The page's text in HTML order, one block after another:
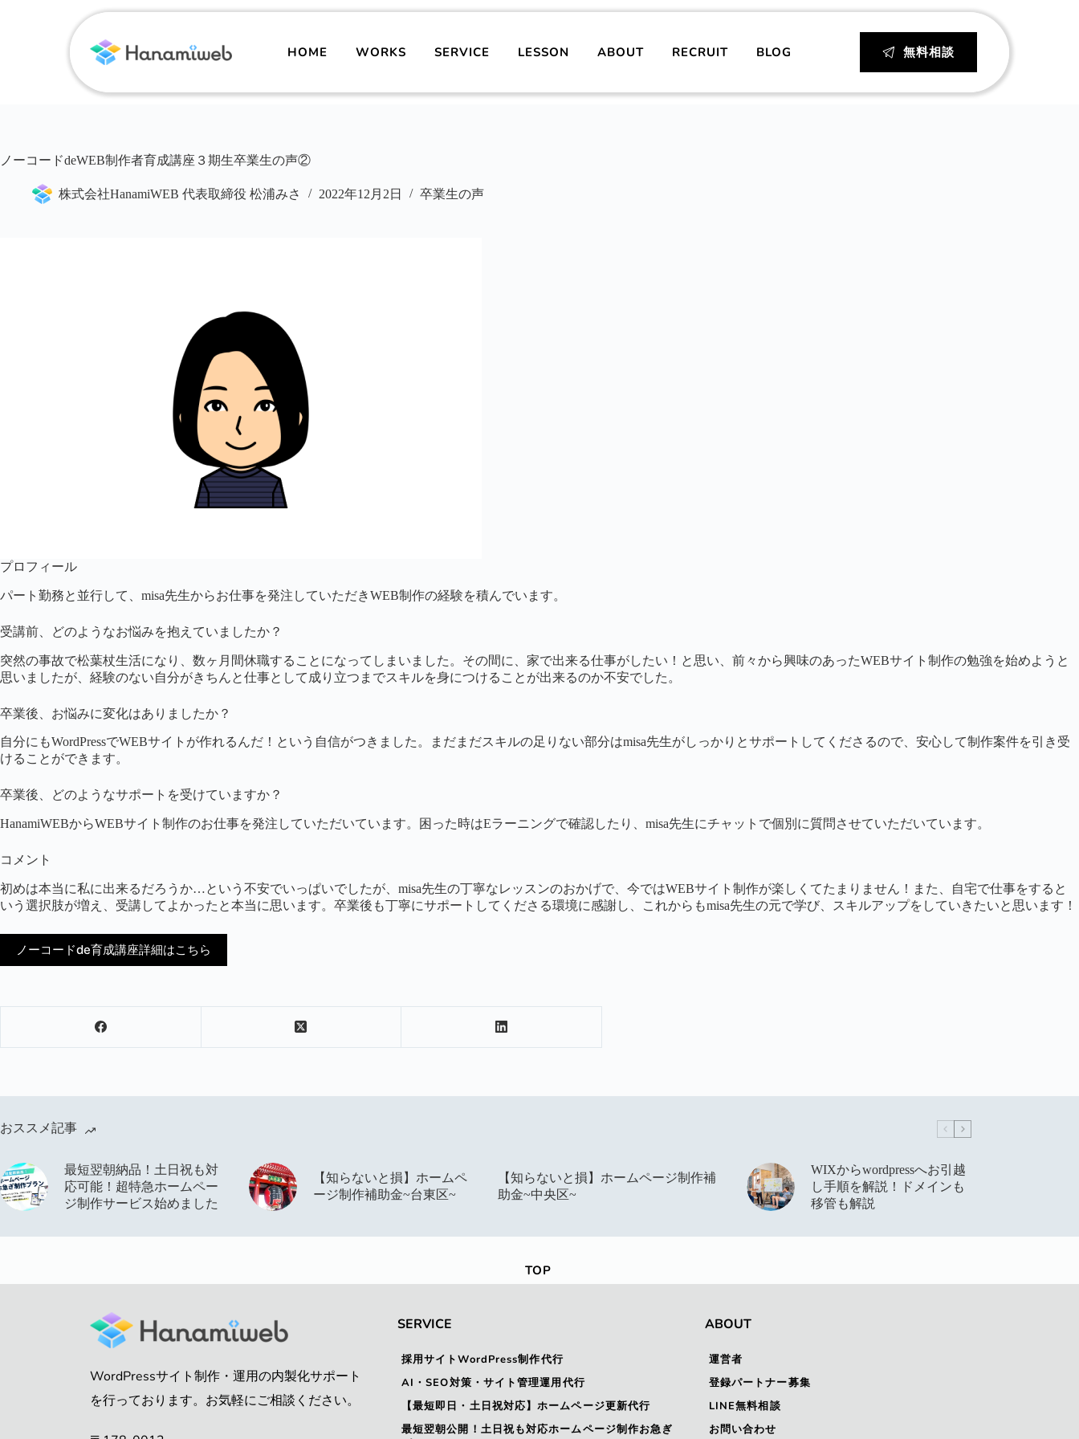
HOME WORKS SERVICE LESSON ABOUT RECRUIT BLOG 無料相談
ノーコードdeWEB制作者育成講座３期生卒業生の声②
株式会社HanamiWEB 代表取締役 松浦みさ 2022年12月2日 卒業生の声
プロフィール
パート勤務と並行して、misa先生からお仕事を発注していただきWEB制作の経験を積んでいます。
受講前、どのようなお悩みを抱えていましたか？
突然の事故で松葉杖生活になり、数ヶ月間休職することになってしまいました。その間に、家で出来る仕事がしたい！と思い、前々から興味のあったWEBサイト制作の勉強を始めようと
思いましたが、経験のない自分がきちんと仕事として成り立つまでスキルを身につけることが出来るのか不安でした。
卒業後、お悩みに変化はありましたか？
自分にもWordPressでWEBサイトが作れるんだ！という自信がつきました。まだまだスキルの足りない部分はmisa先生がしっかりとサポートしてくださるので、安心して制作案件を引き受
けることができます。
卒業後、どのようなサポートを受けていますか？
HanamiWEBからWEBサイト制作のお仕事を発注していただいています。困った時はEラーニングで確認したり、misa先生にチャットで個別に質問させていただいています。
コメント
初めは本当に私に出来るだろうか…という不安でいっぱいでしたが、misa先生の丁寧なレッスンのおかげで、今ではWEBサイト制作が楽しくてたまりません！また、自宅で仕事をすると
いう選択肢が増え、受講してよかったと本当に思います。卒業後も丁寧にサポートしてくださる環境に感謝し、これからもmisa先生の元で学び、スキルアップをしていきたいと思います！
ノーコードde育成講座詳細はこちら
おススメ記事
最短翌朝納品！土日祝も対
応可能！超特急ホームペー
ジ制作サービス始めました
【知らないと損】ホームペ
ージ制作補助金~台東区~
【知らないと損】ホームページ制作補
助金~中央区~
WIXからwordpressへお引越
し手順を解説！ドメインも
移管も解説
TOP
WordPressサイト制作・運用の内製化サポート
を行っております。お気軽にご相談ください。
SERVICE
採用サイトWordPress制作代行
AI・SEO対策・サイト管理運用代行
【最短即日・土日祝対応】ホームページ更新代行
最短翌朝公開！土日祝も対応ホームページ制作お急ぎ
ABOUT
運営者
登録パートナー募集
LINE無料相談
お問い合わせ